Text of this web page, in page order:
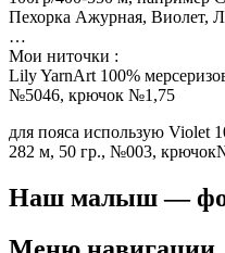
Пехорка Ажурная, Виолет,
…
Мои ниточки :
Lily YarnArt 100%
№5046, крючок №1,75
для пояса использую Violet
282 м, 50 гр., №003,
Наш малыш —